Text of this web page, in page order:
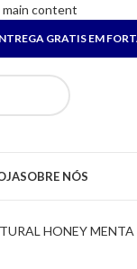
main content
GRATIS EM
SOBRE NÓS